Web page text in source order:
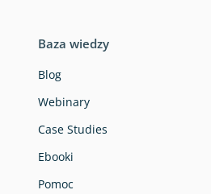
Baza wiedzy
Blog
Webinary
Case Studies
Ebooki
Pomoc